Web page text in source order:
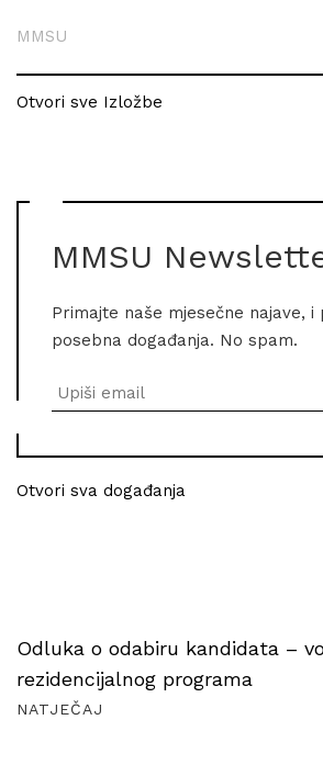
MMSU
Otvori sve Izložbe
MMSU
Primajte naše mjesečne najave, i
posebna događanja. No spam.
Otvori sva događanja
Odluka o odabiru kandidata –
rezidencijalnog programa
NATJEČAJ